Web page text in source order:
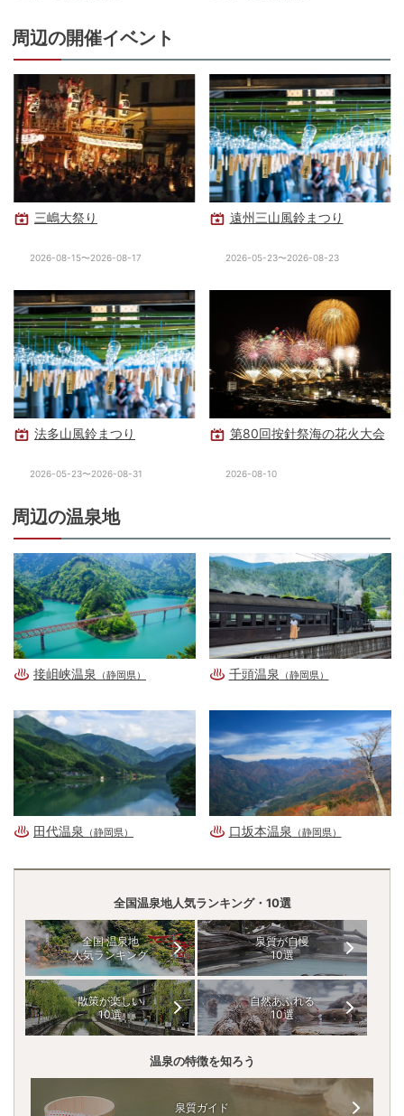
周辺の開催イベント
三嶋大祭り
2026-08-15〜2026-08-17
遠州三山風鈴まつり
2026-05-23〜2026-08-23
法多山風鈴まつり
2026-05-23〜2026-08-31
第80回按針祭海の花火大会
2026-08-10
周辺の温泉地
接岨峡温泉 （静岡県） 千頭温泉 （静岡県）
田代温泉 （静岡県） 口坂本温泉 （静岡県）
全国温泉地人気ランキング・10選
全国 温泉地
人気ランキング
泉質が自慢
10選
散策が楽しい
10選
自然あふれる
10選
温泉の特徴を知ろう
泉質ガイド